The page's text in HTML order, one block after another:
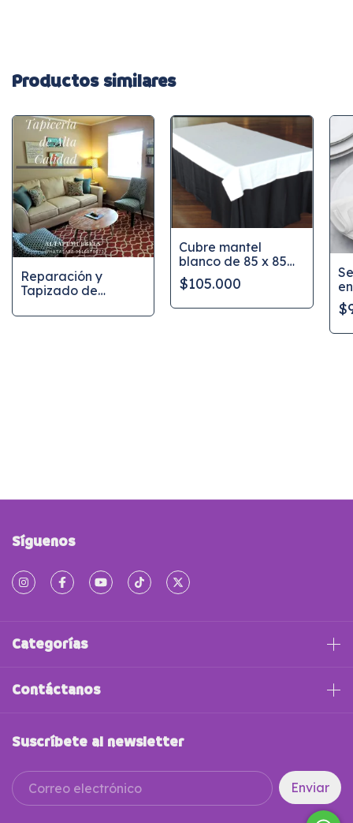
Productos similares
Reparación y
Tapizado de
Cubre mantel
blanco de 85 x 85
cm algodon 100%
$105.000
Síguenos
Categorías
Contáctanos
Suscríbete al newsletter